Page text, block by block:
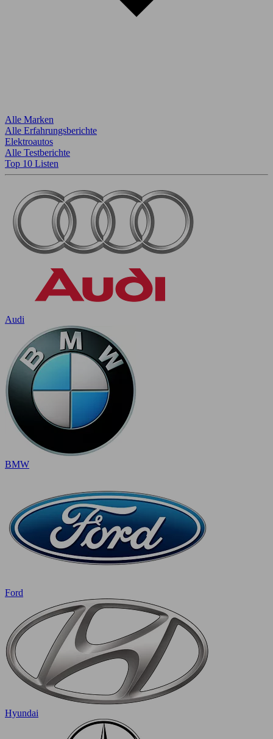
Alle Marken
Alle Erfahrungsberichte
Elektroautos
Alle Testberichte
Top 10 Listen
Audi
BMW
Ford
Hyundai